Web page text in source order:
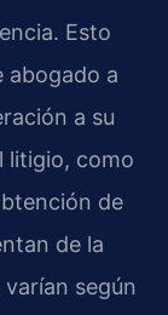
Esto
abogado a
a su
litigio, como
de
de la
según